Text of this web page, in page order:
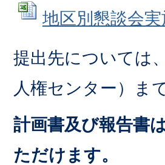
地区別懇談会
提出先については
人権センター）ま
計画書及び報告書
ただけます。